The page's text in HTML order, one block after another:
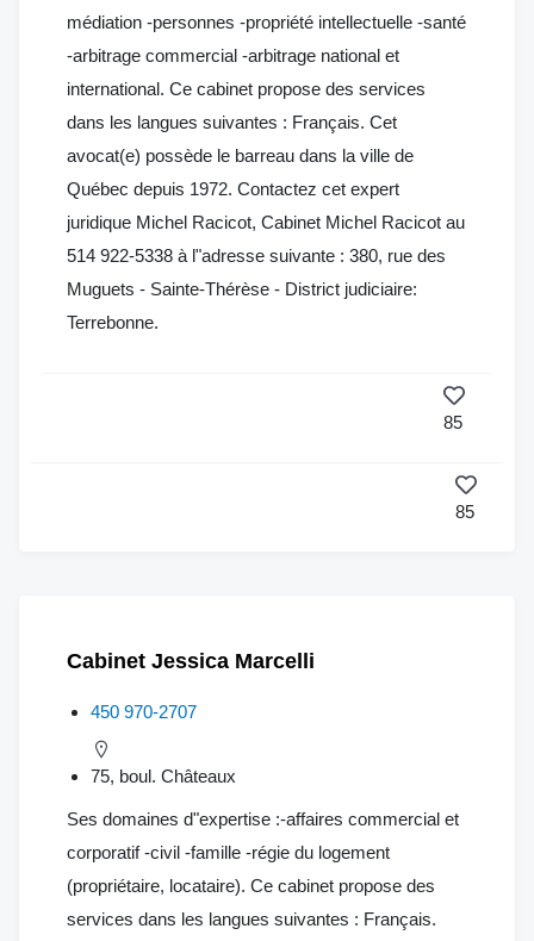
médiation -personnes -propriété intellectuelle -santé
-arbitrage commercial -arbitrage national et
international. Ce cabinet propose des services
dans les langues suivantes : Français. Cet
avocat(e) possède le barreau dans la ville de
Québec depuis 1972. Contactez cet expert
juridique Michel Racicot, Cabinet Michel Racicot au
514 922-5338 à l"adresse suivante : 380, rue des
Muguets - Sainte-Thérèse - District judiciaire:
Terrebonne.
85
85
Cabinet Jessica Marcelli
450 970-2707
75, boul. Châteaux
Ses domaines d"expertise :-affaires commercial et
corporatif -civil -famille -régie du logement
(propriétaire, locataire). Ce cabinet propose des
services dans les langues suivantes : Français.